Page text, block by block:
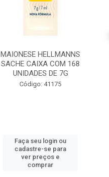
MAIONESE HELLMANNS
SACHE CAIXA COM 168
UNIDADES DE 7G
Código: 41175
Faça seu login ou
cadastre-se para
ver preços e
comprar